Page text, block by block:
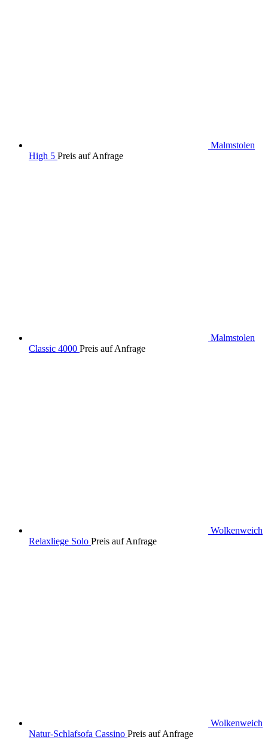
Malmstolen
High 5 Preis auf Anfrage
Malmstolen
Classic 4000 Preis auf Anfrage
Wolkenweich
Relaxliege Solo Preis auf Anfrage
Wolkenweich
Natur-Schlafsofa Cassino Preis auf Anfrage